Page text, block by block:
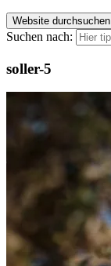
Website durchsuchen
Suchen nach:
soller-5